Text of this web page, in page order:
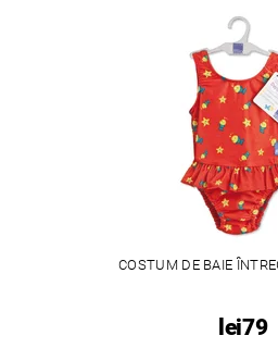
COSTUM DE BAIE
lei79